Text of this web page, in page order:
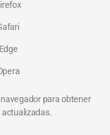
Edge
para obtener